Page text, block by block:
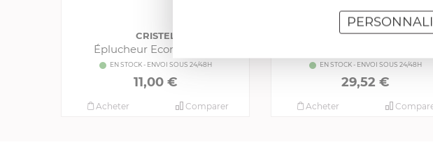
CRISTEL
Éplucheur Economique
EN STOCK - ENVOI SOUS 24/48H
11,00 €
Comparer
Acheter
CRISTEL
EN STOCK - ENVOI SOUS 24/48H
29,52 €
Acheter